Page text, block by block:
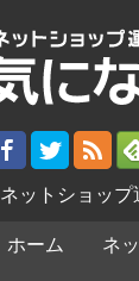
ネットショッ
ホーム ネ